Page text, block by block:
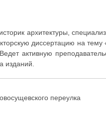
архитектуры,
диссертацию на
активную
изданий.
переулка